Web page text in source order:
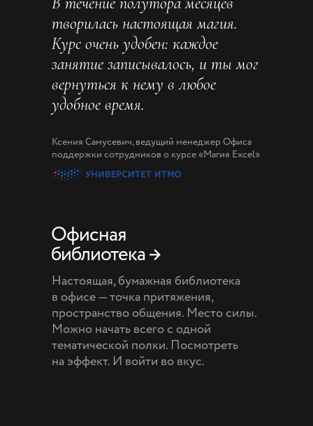
творилась настоящая магия.
Курс очень удобен: каждое
занятие записывалось, и ты мог
вернуться к нему в любое
удобное время.
Ксения Самусевич, ведущий менеджер Офиса
поддержки сотрудников о курсе «Магия Excel»
Настоящая, бумажная библиотека
в офисе — точка притяжения,
пространство общения. Место силы.
Можно начать всего с одной
тематической полки. Посмотреть
на эффект. И войти во вкус.
Офисная
библиотека →